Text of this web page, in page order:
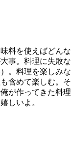
料を使えばどんな
事。料理に失敗な
。料理を楽しみな
含めて楽しむ。そ
が作ってきた料理
しいよ。